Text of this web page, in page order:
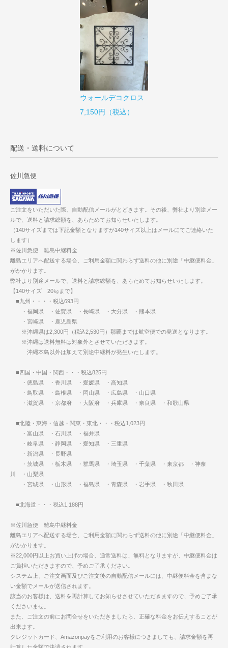
ウォールデコクロス
7,150円（税込）
配送・送料について
佐川急便
ご注文をいただいた際、自動配信メールがとどきます。その後、弊社より別途メー
ルで、送料と請求総額を、あらためてお知らせいたします。
（140サイズまでは下記金額となりますが140サイズ以上はメールにてご連絡いた
します）
※佐川急便 離島中継料金
離島エリアへ配送する場合、ご利用金額に関わらず送料の他に別途「中継便料金」
がかかります。
弊社より別途メールで、送料と請求総額を、あらためてお知らせいたします。
【140サイズ 20㎏まで】
■九州・・・・税込693円
・福岡県 ・佐賀県 ・長崎県 ・大分県 ・熊本県
・宮崎県 ・鹿児島県
※沖縄県は2,300円（税込2,530円）那覇までは航空便での発送となります。
※沖縄は送料無料は対象外とさせていただきます。
沖縄本島以外は加えて別途中継料が発生いたします。
■四国・中国・関西・・・税込825円
・徳島県 ・香川県 ・愛媛県 ・高知県
・鳥取県 ・島根県 ・岡山県 ・広島県 ・山口県
・滋賀県 ・京都府 ・大阪府 ・兵庫県 ・奈良県 ・和歌山県
■北陸・東海・信越・関東・東北・・・税込1,023円
・富山県 ・石川県 ・福井県
・岐阜県 ・静岡県 ・愛知県 ・三重県
・新潟県 ・長野県
・茨城県 ・栃木県 ・群馬県 ・埼玉県 ・千葉県 ・東京都 ・神奈
川 ・山梨県
・宮城県 ・山形県 ・福島県 ・青森県 ・岩手県 ・秋田県
■北海道・・・税込1,188円
※佐川急便 離島中継料金
離島エリアへ配送する場合、ご利用金額に関わらず送料の他に別途「中継便料金」
がかかります。
※22,000円以上お買い上げの場合、通常送料は、無料となりますが、中継便料金は
ご負担いただきますので、予めご了承ください。
システム上、ご注文画面及びご注文後の自動配信メールには、中継便料金を含まな
い金額でメールが送信されます。
該当のお客様は、送料を再計算してお知らせさせていただきますので、予めご了承
くださいませ。
また、ご注文の前にお問合せをいただきましたら、正確な料金をお伝えすることが
出来ます。
クレジットカード、Amazonpayをご利用のお客様につきましても、請求金額を再
計算した金額で決済されます。